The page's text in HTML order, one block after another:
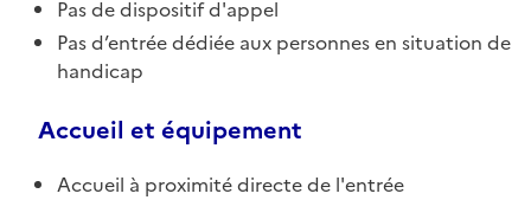
Pas de dispositif d'appel
Pas d’entrée dédiée aux personnes en situation de
handicap
Accueil et équipement
Accueil à proximité directe de l'entrée